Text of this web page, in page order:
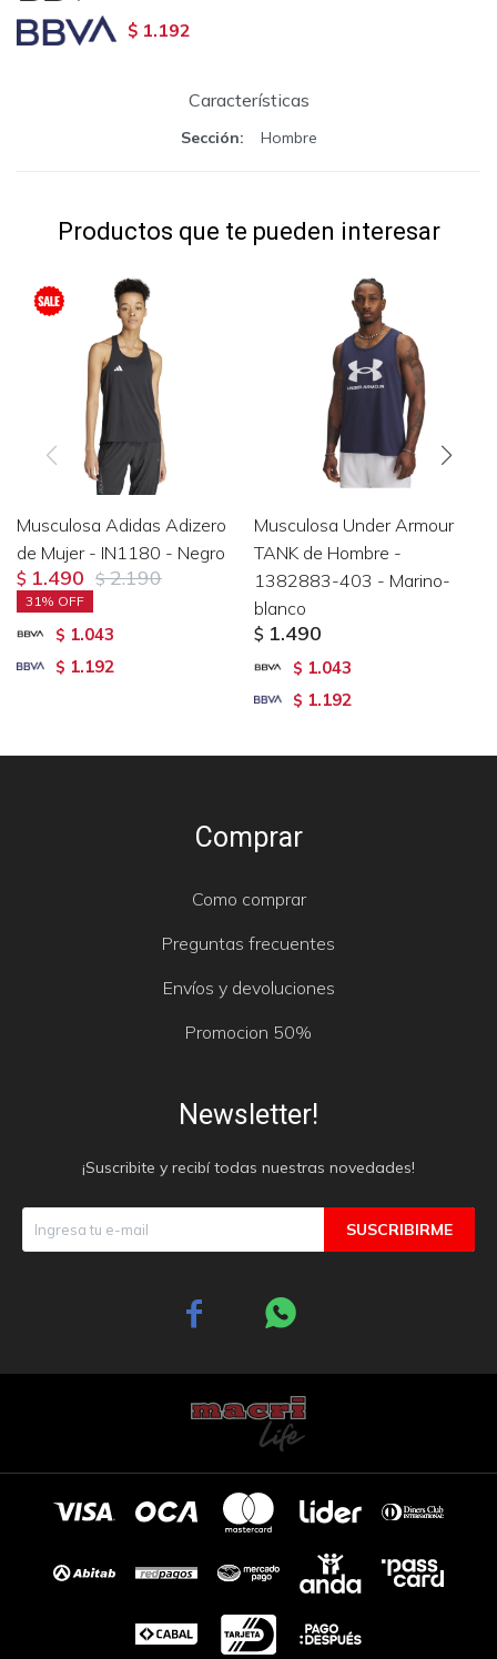
$ 1.192
Características
Sección Hombre
Productos que te pueden interesar
Musculosa Adidas Adizero
de Mujer - IN1180 - Negro
$ 1.490 $ 2.190
31
$ 1.043
$ 1.192
Musculosa Under Armour
TANK de Hombre -
1382883-403 - Marino-
blanco
$ 1.490
$ 1.043
$ 1.192
Comprar
Como comprar
Preguntas frecuentes
Envíos y devoluciones
Promocion 50%
Newsletter!
¡Suscribite y recibí todas nuestras novedades!
SUSCRIBIRME
 